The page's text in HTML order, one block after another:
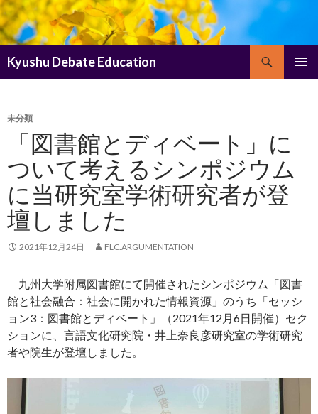
Kyushu Debate Education
索
ン
ス
ッ
プ
未分類
「図書館とディベート」に
ついて考えるシンポジウム
に当研究室学術研究者が登
壇しました
2021年12月24日 FLC.ARGUMENTATION
九州大学附属図書館にて開催されたシンポジウム「図書
館と社会融合：社会に開かれた情報資源」のうち「セッシ
ョン3：図書館とディベート」（2021年12月6日開催）セク
ションに、言語文化研究院・井上奈良彦研究室の学術研究
者や院生が登壇しました。